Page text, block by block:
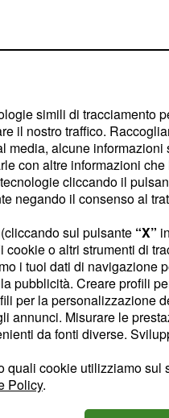
per quanto riguarda
ad ogni modo, non
ad andare avanti per
in arrivo per quanto
alla ricerca di un nuovo
qualche
simili di tracciamento
il nostro traffico.
media, alcune
con altre informazioni
cliccando il
negando il consenso al
sul pulsante “X”
cookie o altri strumenti di
i tuoi dati di
pubblicità. Creare profili
per la personalizzazione
annunci. Misurare le
da fonti diverse.
quali cookie utilizziamo
Policy.